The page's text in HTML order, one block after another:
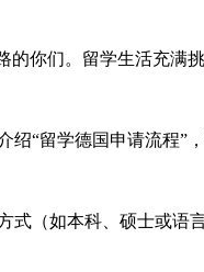
你们。留学生活充
“留学德国申请流程”
（如本科、硕士或